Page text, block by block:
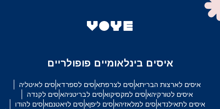
איסים בינלאומיים פופולריים
איסים לארצות הבריתאיסים לצרפתאיסים לספרדאיסים לאיטליה
איסים לטורקיהאיסים למקסיקואיסים לבריטניהאיסים לקנדה
איסים לתאילנדאיסים למלאזיהאיסים ליפןאיסים לויאטנםאיסים להודו